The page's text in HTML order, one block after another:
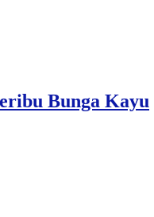
Bunga Kayu